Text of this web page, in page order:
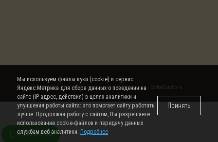
© 2008-2026 Интернет магазин кофе, чая и кофемашин CoffeeCuattro.ru
Позвоните нам
Мы используем файлы куки (cookie) и сервис
Яндекс.Метрика для сбора данных о поведении на
сайте (IP-адрес, действия) в целях аналитики и
улучшения работы сайта: это помогает сайту работать
лучше. Продолжая работу с сайтом, Вы разрешаете
использование cookie-файлов и передачу данных
службам веб-аналитики. Подробнее
Принять